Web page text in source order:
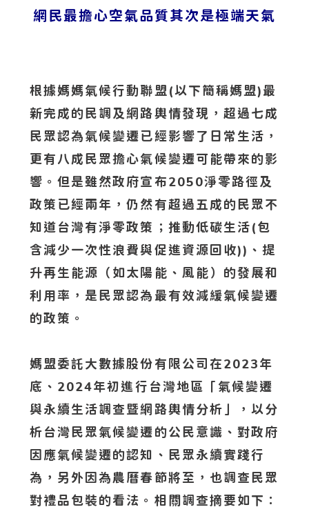
網民最擔心空氣品質其次是極端天氣
根據媽媽氣候行動聯盟(以下簡稱媽盟)最
新完成的民調及網路輿情發現，超過七成
民眾認為氣候變遷已經影響了日常生活，
更有八成民眾擔心氣候變遷可能帶來的影
響。但是雖然政府宣布2050淨零路徑及
政策已經兩年，仍然有超過五成的民眾不
知道台灣有淨零政策；推動低碳生活(包
含減少一次性浪費與促進資源回收))、提
升再生能源（如太陽能、風能）的發展和
利用率，是民眾認為最有效減緩氣候變遷
的政策。
媽盟委託大數據股份有限公司在2023年
底、2024年初進行台灣地區「氣候變遷
與永續生活調查暨網路輿情分析」，以分
析台灣民眾氣候變遷的公民意識、對政府
因應氣候變遷的認知、民眾永續實踐行
為，另外因為農曆春節將至，也調查民眾
對禮品包裝的看法。相關調查摘要如下：